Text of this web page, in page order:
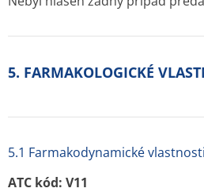
5. FARMAKOLOGICKÉ
5.1 Farmakodynamické vlastnosti
ATC kód: V11